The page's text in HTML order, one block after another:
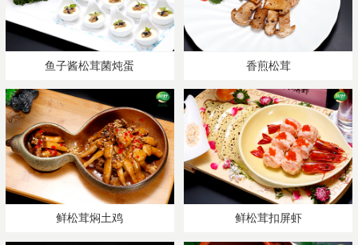
鱼子酱松茸菌炖蛋 香煎松茸
鲜松茸焖土鸡 鲜松茸扣屏虾